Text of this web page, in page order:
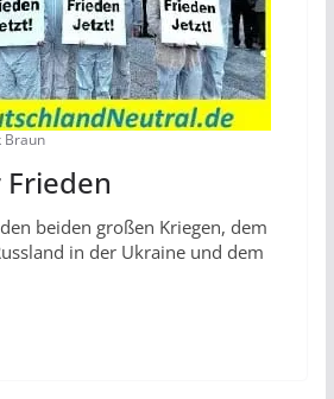
Braun
beiden großen Kriegen, dem
in der Ukraine und dem